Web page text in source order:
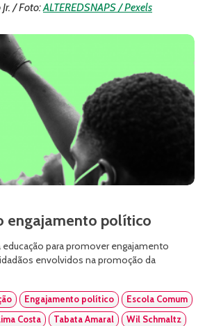
Jr. / Foto:ALTEREDSNAPS / Pexels
engajamento político
para promover engajamento
envolvidos na promoção da
Engajamento político
Escola Comum
Costa Tabata Amaral Wil Schmaltz